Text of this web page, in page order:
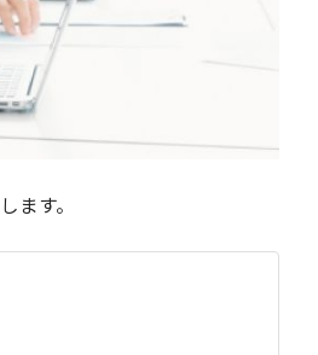
します。